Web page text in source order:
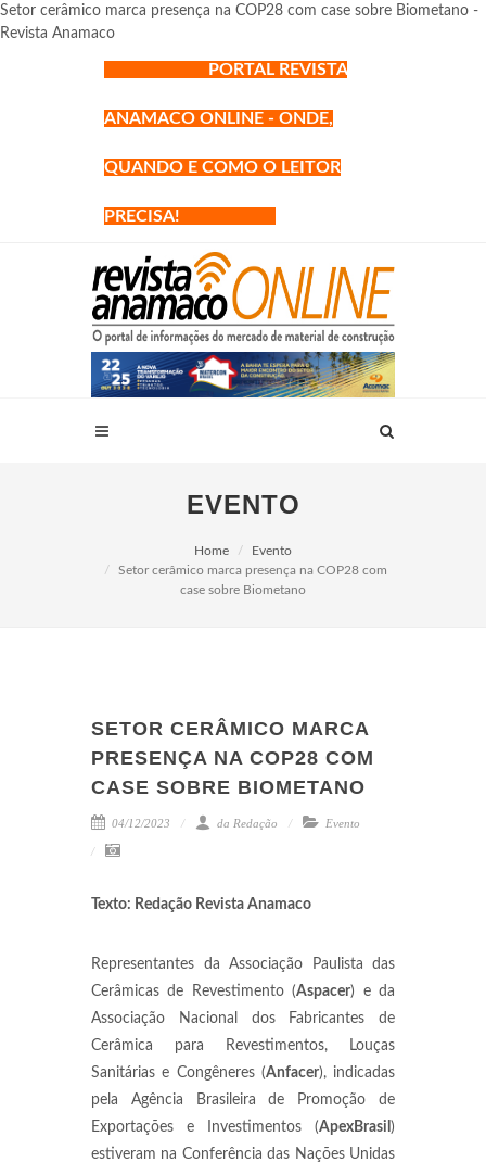
Setor cerâmico marca presença na COP28 com case sobre Biometano -
Revista Anamaco
PORTAL REVISTA
ANAMACO ONLINE - ONDE,
QUANDO E COMO O LEITOR
PRECISA!
EVENTO
Home
Evento
Setor cerâmico marca presença na COP28 com
case sobre Biometano
SETOR CERÂMICO MARCA
PRESENÇA NA COP28 COM
CASE SOBRE BIOMETANO
04/12/2023 da Redação Evento
Texto: Redação Revista Anamaco
Representantes da Associação Paulista das
Cerâmicas de Revestimento (Aspacer) e da
Associação Nacional dos Fabricantes de
Cerâmica para Revestimentos, Louças
Sanitárias e Congêneres (Anfacer), indicadas
pela Agência Brasileira de Promoção de
Exportações e Investimentos (ApexBrasil )
estiveram na Conferência das Nações Unidas